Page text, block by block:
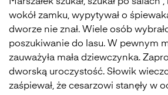
wokół zamku, wypytywał o
dworze nie znał. Wiele osób
poszukiwanie do lasu. W pewnym
zauważyła mała dziewczynka.
dworską uroczystość. Słowik
zaśpiewał, że cesarzowi stanęły w